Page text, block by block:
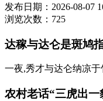
发布日期：2026-08-07
浏览次数：725
达稼与达仑是斑鸠
一夜,秀才与达仑纳凉
农村老话“三虎出